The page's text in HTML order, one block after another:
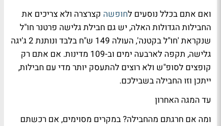
ואם אתם בכלל נוסעים לחופשה קצרצרה ולא צריכים את
החבילות הגדולות האלה, יש גם חבילת גלישה פרטנר חו"ל
שנקראת 'חו"ל בקטנה', העולה 149 ש"ח בלבד ונותנת 2 ג'יגה
גלישה, תקפה לארבעה ימים וב-109 מדינות. אם אתם רק
קופצים לסופ"ש ולא רוצים להתעסק יותר מדי עם חבילות,
ייתכן וזו החבילה בשבילכם.
עד המגה האחרון
ומה אם חרגתם מהחבילה? במקרים מסוימים, אם רכשתם